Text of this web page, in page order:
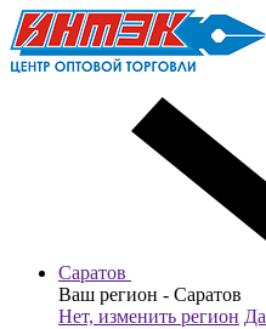
Саратов
Ваш регион - Саратов
Нет, изменить регион Да